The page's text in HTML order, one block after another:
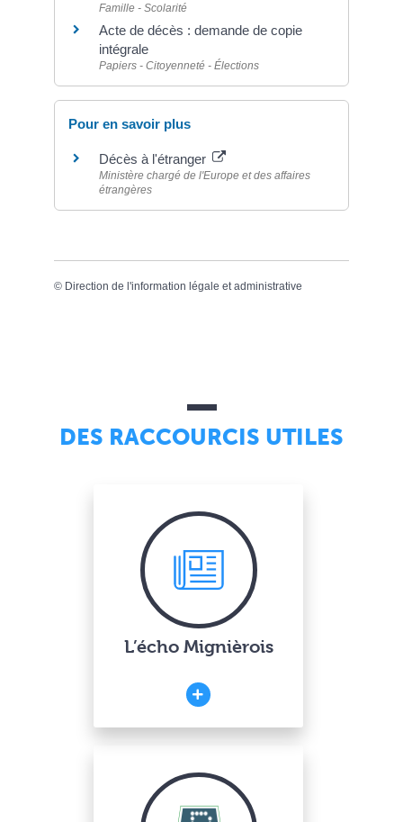
Famille - Scolarité
Acte de décès : demande de copie
intégrale
Papiers - Citoyenneté - Élections
Pour en savoir plus
Décès à l'étranger
Ministère chargé de l'Europe et des affaires
étrangères
© Direction de l'information légale et administrative
DES RACCOURCIS UTILES
L’écho Mignièrois